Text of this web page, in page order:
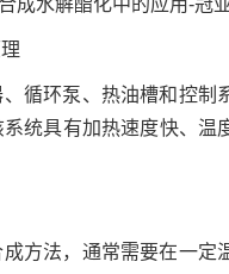
循环泵、热油槽和控
统具有加热速度快、
方法，通常需要在一